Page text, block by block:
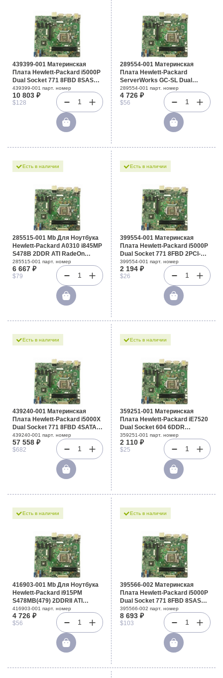
439399-001 Материнская
Плата Hewlett-Packard i5000P
Dual Socket 771 8FBD 8SAS
SATAII U100 3PCI-E8x 3PCI-X
2GbLAN E-ATX 1333Mhz For
ML350G5
439399-001 парт. номер
10 803 ₽
$128 1
289554-001 Материнская
Плата Hewlett-Packard
ServerWorks GC-SL Dual
Socket 604 6DualDDR
UW160SCSI U100 PCI-X Riser
2SCSI GbLAN Video ATX
400Mhz For DL380G3
289554-001 парт. номер
4 726 ₽
$56 1
Есть в наличии
285515-001 Mb Для Ноутбука
Hewlett-Packard A0310 i845MP
S478B 2DDR ATI RadeOn
9600Pro 32Mb AD1886A LAN
For Evo N1000c N1000v
N1015v N1020v Presario 1500
1501 1502 1504 1505 1507
1508 1510 1511 1515 1522
285515-001 парт. номер
6 667 ₽
$79 1
Есть в наличии
399554-001 Материнская
Плата Hewlett-Packard i5000P
Dual Socket 771 8FBD 2PCI-
E8x SVGA 2GbLAN E-ATX
1333Mhz For DL360G5
399554-001 парт. номер
2 194 ₽
$26 1
Есть в наличии
439240-001 Материнская
Плата Hewlett-Packard i5000X
Dual Socket 771 8FBD 4SATAII
U100 2PCI-E16x 2PCI-E8x 2PCI
AC97 GbLAN ATX 1333Mhz For
XW6600
439240-001 парт. номер
57 558 ₽
$682 1
Есть в наличии
359251-001 Материнская
Плата Hewlett-Packard iE7520
Dual Socket 604 6DDR
UW320SCSI U100 PCI-E8x
2SCSI Video E-ATX 800Mhz For
DL380G4
359251-001 парт. номер
2 110 ₽
$25 1
Есть в наличии
416903-001 Mb Для Ноутбука
Hewlett-Packard i915PM
S478MB(479) 2DDRII ATI
RadeOn X600 64Mb AD1981B
LAN1000 IE1394 For nc8230
nw8240 nx8220
416903-001 парт. номер
4 726 ₽
$56 1
Есть в наличии
395566-002 Материнская
Плата Hewlett-Packard i5000P
Dual Socket 771 8FBD 8SAS
SATAII U100 3PCI-E8x 3PCI-X
2GbLAN E-ATX 1333Mhz For
ML350G5
395566-002 парт. номер
8 693 ₽
$103 1